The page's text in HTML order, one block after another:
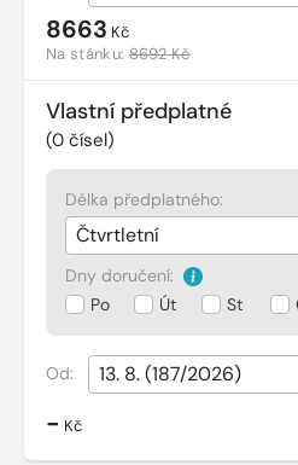
8663 Kč
Na stánku:8692 Kč
Vlastní předplatné
(0 čísel)
Délka předplatného:
Dny doručení:
Po
Út St
Od:
- Kč